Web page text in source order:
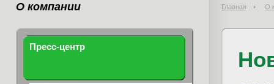
О компании Главная О
Пресс-центр